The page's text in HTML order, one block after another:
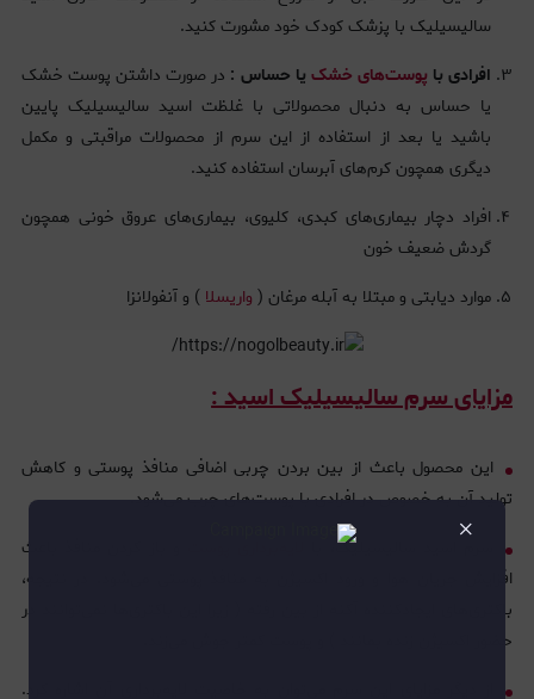
سالیسیلیک با پزشک کودک خود مشورت کنید.
افرادی با پوست‌های خشک یا حساس : در صورت داشتن پوست خشک
یا حساس به دنبال محصولاتی با غلظت اسید سالیسیلیک پایین
باشید یا بعد از استفاده از این سرم از محصولات مراقبتی و مکمل
دیگری همچون کرم‌های آبرسان استفاده کنید.
افراد دچار بیماری‌های کبدی، کلیوی، بیماری‌های عروق خونی همچون
گردش ضعیف خون
موارد دیابتی و مبتلا به آبله مرغان ( واریسلا ) و آنفولانزا
مزایای سرم سالیسیلیک اسید :
این محصول باعث از بین بردن چربی اضافی منافذ پوستی و کاهش
تولید آن به خصوص در افرادی با پوست‌های چرب می‌شود.
سرم اسید سالیسیلیک، با
و باز کردن منافذ باعث
افزایش جریان هوا و ورود اکسیژن به منافذ پوستی می‌شود. در نتیجه،
باکتری‌های ایجادکننده آکنه از بین رفته ( زیرا این باکتری‌ها نمی‌توانند در
حضور اکسیژن زنده بمانند ) و پوست کمتر جوش می‌زند.
از دیگر مزایای این سرم می‌توان به خاصیت لایه‌برداری آن اشاره کرد.
×